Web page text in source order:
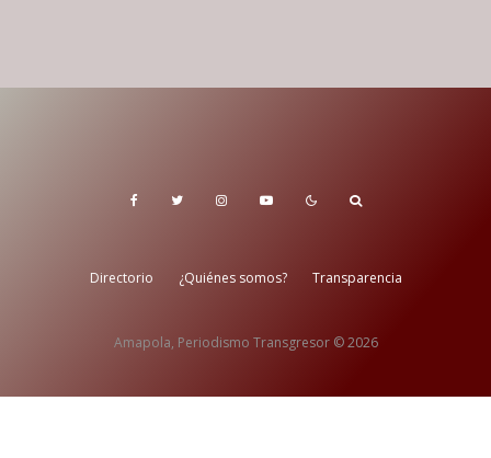
Directorio ¿Quiénes somos? Transparencia
Amapola, Periodismo Transgresor © 2026